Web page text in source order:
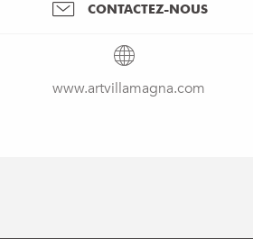
CONTACTEZ-NOUS
www.artvillamagna.com